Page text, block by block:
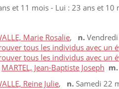
et 11 mois - Lui : 23 ans et 10
Marie Rosalie, n.
MARTEL, Jean-Baptiste Joseph m.
Reine Julie, n. Samedi 22